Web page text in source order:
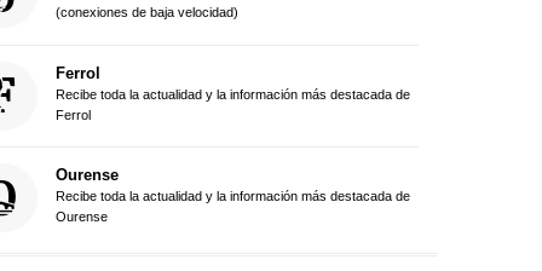
(conexiones de baja velocidad)
Ferrol
Recibe toda la actualidad y la información más destacada de
Ferrol
Ourense
Recibe toda la actualidad y la información más destacada de
Ourense